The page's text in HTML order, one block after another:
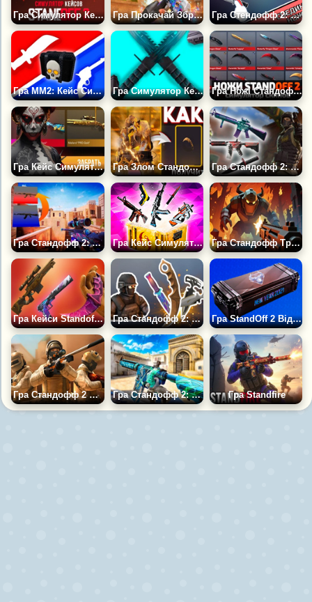
Гра Симулятор Кейсів 3 Standoff 2 Гра Прокачай Зброю Стендофф 2 Гра Стендофф 2: Еволюція Ножів
Гра ММ2: Кейс Симулятор 2 Гра Симулятор Кейси Standoff 2 Гра Ножі Стандофф 2: Симулятор Скінів
Гра Кейс Симулятор Станд Бокс 2: Стандоф 3Д Гра Злом Стандофф 2 Гра Стандофф 2: Симулятор Кейсів і Боксів
Гра Стандофф 2: Злом Симулятор Кейсів Гра Кейс Симулятор для Стандофф Гра Стандофф Тренування: Підземелля
Гра Кейси Standoff 2: Симулятор Гра Стандофф 2: Крафт Ножів Гра StandOff 2 Відкриття Кейсів
Гра Стандофф 2 Оригінал Гра Стандофф 2: Десант Гра Standfire